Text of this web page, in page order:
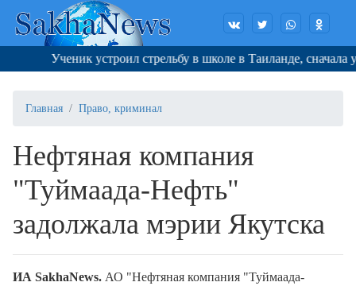
Ученик устроил стрельбу в школе в Таиланде, сначала
Главная Право, криминал
Нефтяная компания
"Туймаада-Нефть"
задолжала мэрии Якутска
ИА SakhaNews. АО "Нефтяная компания "Туймаада-